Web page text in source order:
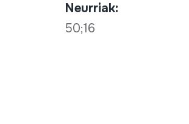
Neurriak:
50;16